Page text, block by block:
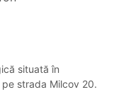
situată în
strada Milcov 20.